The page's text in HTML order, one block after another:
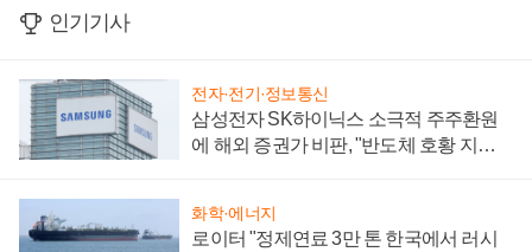
인기기사
전자·전기·정보통신
삼성전자 SK하이닉스 소극적 주주환원
에 해외 증권가 비판, "반도체 호황 지속
화학·에너지
로이터 "정제연료 3만 톤 한국에서 러시